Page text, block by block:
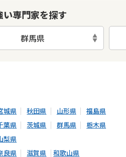
専門家を探す
群馬県
城県 秋田県 山形県
福島県
葉県 茨城県 群馬県
栃木県
梨県
良県 滋賀県 和歌山県